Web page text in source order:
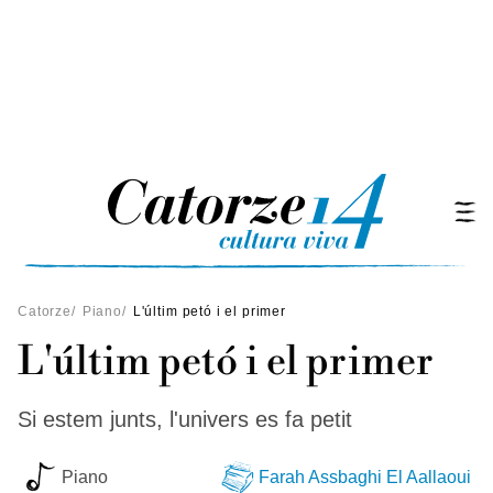
Catorze/ Piano/ L'últim petó i el primer
L'últim petó i el primer
Si estem junts, l'univers es fa petit
Piano Farah Assbaghi El Aallaoui